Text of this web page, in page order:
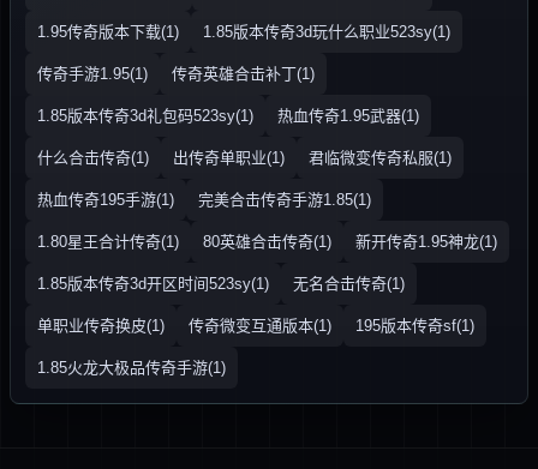
1.95传奇版本下载(1) 1.85版本传奇3d玩什么职业523sy(1)
传奇手游1.95(1) 传奇英雄合击补丁(1)
1.85版本传奇3d礼包码523sy(1) 热血传奇1.95武器(1)
什么合击传奇(1) 出传奇单职业(1) 君临微变传奇私服(1)
热血传奇195手游(1) 完美合击传奇手游1.85(1)
1.80星王合计传奇(1) 80英雄合击传奇(1) 新开传奇1.95神龙(1)
1.85版本传奇3d开区时间523sy(1) 无名合击传奇(1)
单职业传奇换皮(1) 传奇微变互通版本(1) 195版本传奇sf(1)
1.85火龙大极品传奇手游(1)